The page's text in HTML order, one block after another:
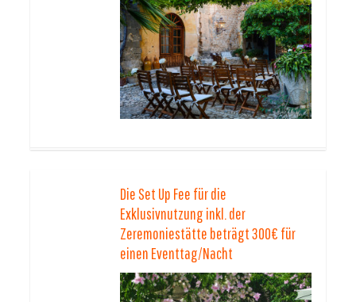
Die Set Up Fee für die
Exklusivnutzung inkl. der
Zeremoniestätte beträgt 300€ für
einen Eventtag/Nacht